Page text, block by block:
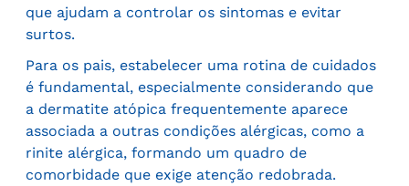
que ajudam a controlar os sintomas e evitar
surtos.
Para os pais, estabelecer uma rotina de cuidados
é fundamental, especialmente considerando que
a dermatite atópica frequentemente aparece
associada a outras condições alérgicas, como a
rinite alérgica, formando um quadro de
comorbidade que exige atenção redobrada.